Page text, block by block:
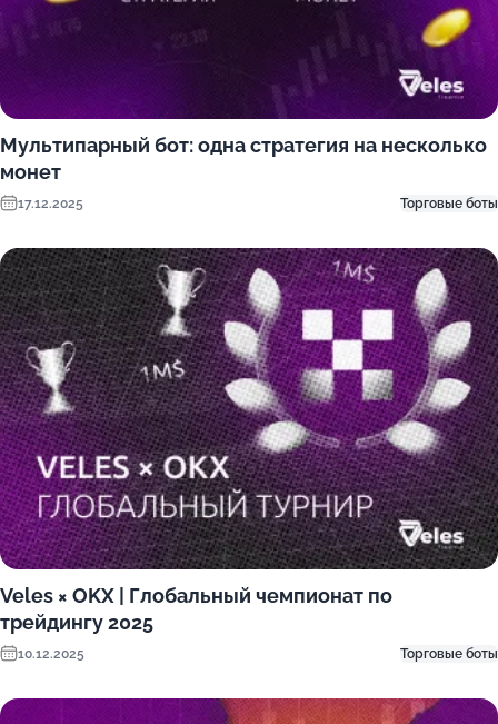
Мультипарный бот: одна стратегия на несколько
монет
17.12.2025 Торговые боты
Veles × OKX | Глобальный чемпионат по
трейдингу 2025
10.12.2025 Торговые боты